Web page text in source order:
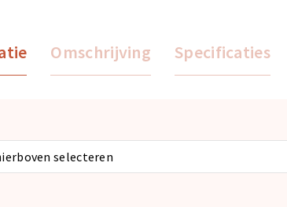
Omschrijving Specificaties
selecteren